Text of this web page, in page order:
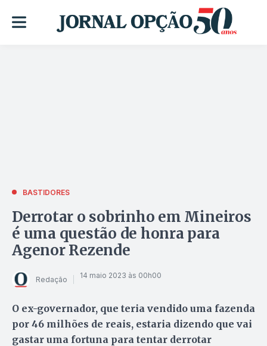
BASTIDORES
Derrotar o sobrinho em Mineiros
é uma questão de honra para
Agenor Rezende
Redação 14 maio 2023 às 00h00
O ex-governador, que teria vendido uma fazenda
por 46 milhões de reais, estaria dizendo que vai
gastar uma fortuna para tentar derrotar